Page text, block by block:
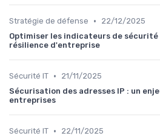
Stratégie de défense •
22/12/2025
Optimiser les indicateurs de sécurité
résilience d'entreprise
Sécurité IT •
21/11/2025
Sécurisation des adresses IP : un
entreprises
Sécurité IT •
22/11/2025